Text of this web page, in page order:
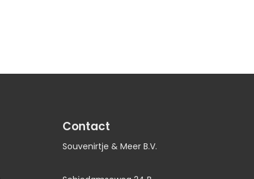
Contact
Souvenirtje & Meer B.V.